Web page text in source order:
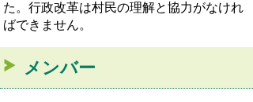
た。行政改革は村民の理解と協力がなけれ
ばできません。
メンバー